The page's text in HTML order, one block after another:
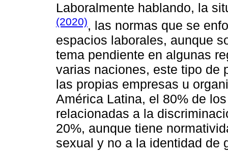
Laboralmente hablando, la
(2020), las normas que se
espacios laborales, aunque
tema pendiente en algunas
varias naciones, este tipo de
las propias empresas u
América Latina, el 80% de
relacionadas a la
20%, aunque tiene
sexual y no a la identidad de